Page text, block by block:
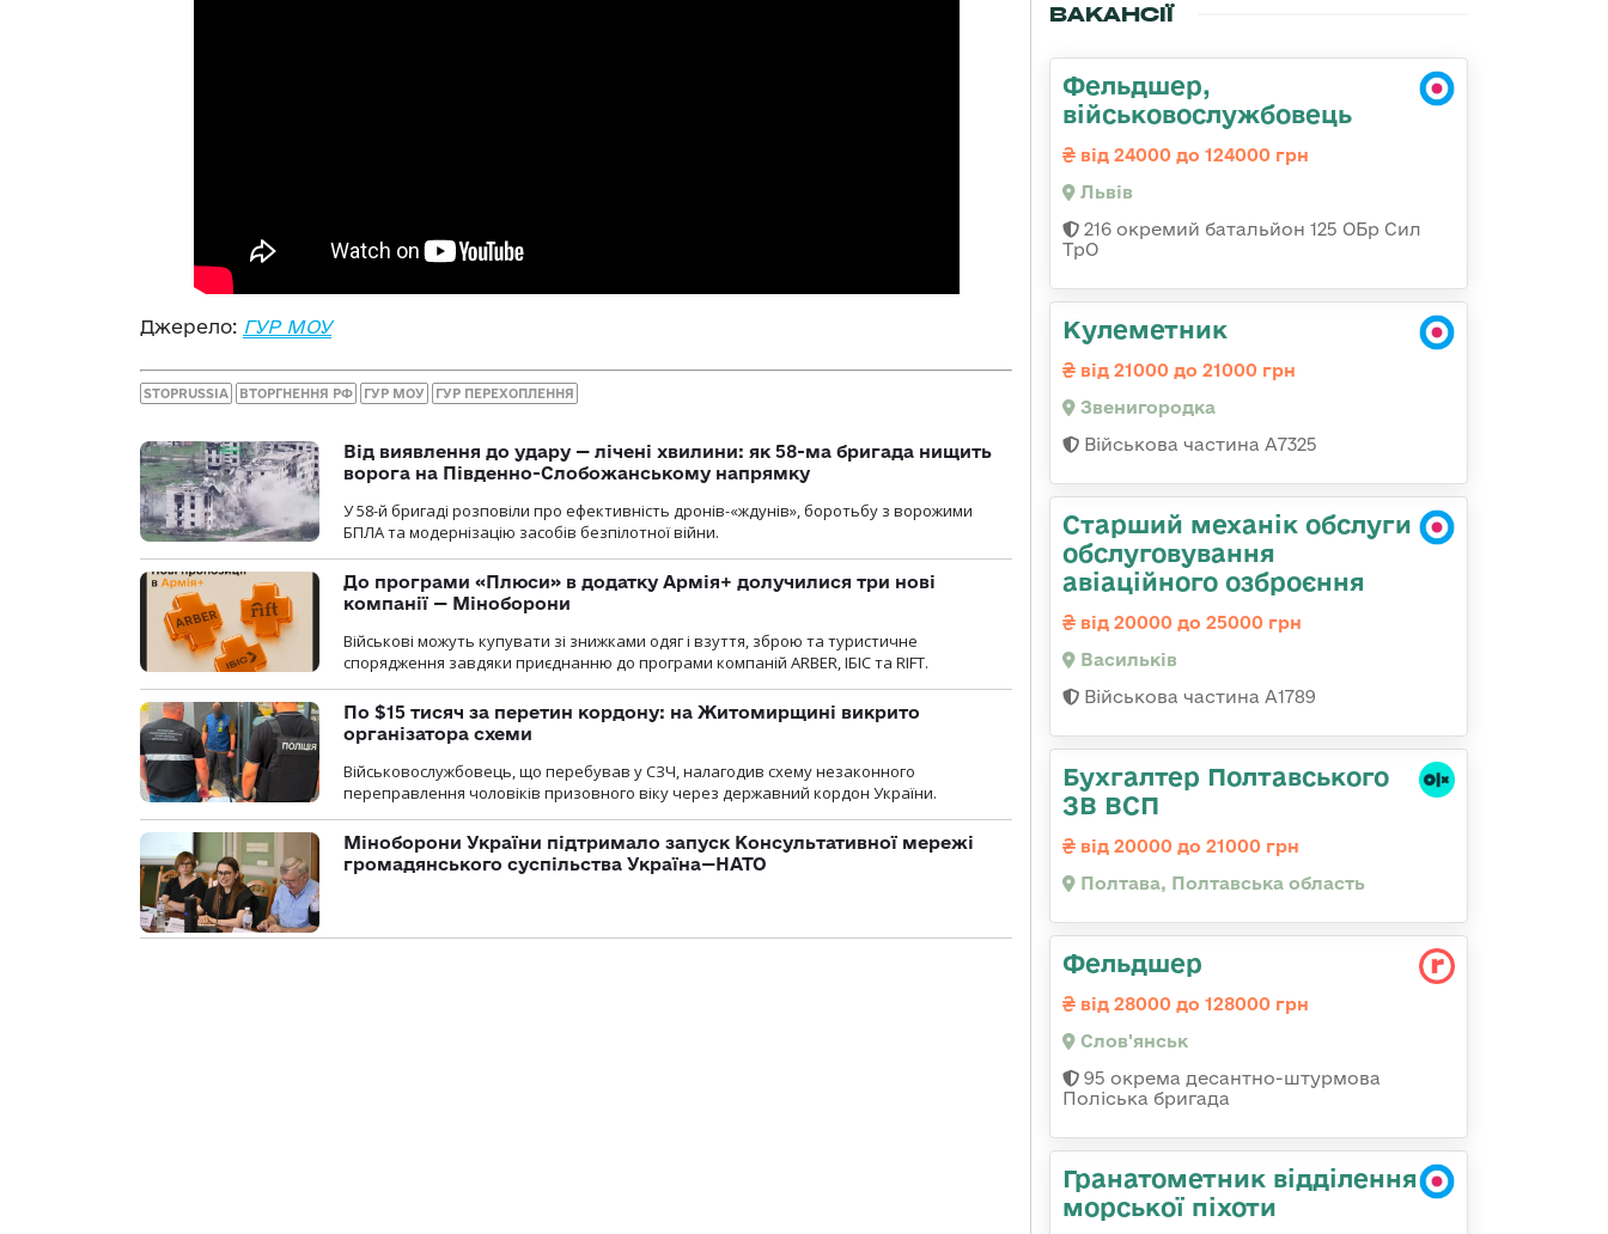
Джерело: ГУР МОУ
STOPRUSSIA ВТОРГНЕННЯ РФ ГУР МОУ ГУР ПЕРЕХОПЛЕННЯ
Від виявлення до удару — лічені хвилини: як 58-ма бригада нищить
ворога на Південно-Слобожанському напрямку
У 58-й бригаді розповіли про ефективність дронів-«ждунів», боротьбу з ворожими
БПЛА та модернізацію засобів безпілотної війни.
До програми «Плюси» в додатку Армія+ долучилися три нові
компанії — Міноборони
Військові можуть купувати зі знижками одяг і взуття, зброю та туристичне
спорядження завдяки приєднанню до програми компаній ARBER, ІБІС та RIFT.
По $15 тисяч за перетин кордону: на Житомирщині викрито
організатора схеми
Військовослужбовець, що перебував у СЗЧ, налагодив схему незаконного
переправлення чоловіків призовного віку через державний кордон України.
Міноборони України підтримало запуск Консультативної мережі
громадянського суспільства Україна—НАТО
ВАКАНСІЇ
Фельдшер,
військовослужбовець
від 24000 до 124000 грн
Львів
216 окремий батальйон 125 ОБр Сил
ТрО
Кулеметник
від 21000 до 21000 грн
Звенигородка
Військова частина А7325
Старший механік обслуги
обслуговування
авіаційного озброєння
від 20000 до 25000 грн
Васильків
Військова частина А1789
Бухгалтер Полтавського
ЗВ ВСП
від 20000 до 21000 грн
Полтава, Полтавська область
Фельдшер
від 28000 до 128000 грн
Слов'янськ
95 окрема десантно-штурмова
Поліська бригада
Гранатометник відділення
морської піхоти